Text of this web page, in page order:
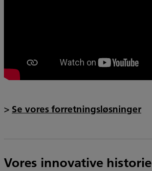
> Se vores forretningsløsninger
Vores innovative historie